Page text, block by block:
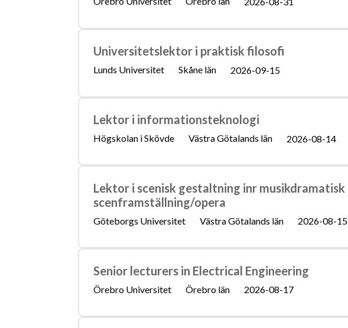
Universitetslektor i praktisk filosofi
Lunds Universitet Skåne län 2026-09-15
Lektor i informationsteknologi
Högskolan i Skövde Västra Götalands län 2026-08-14
Lektor i scenisk gestaltning inr musikdramatisk
scenframställning/opera
Göteborgs Universitet Västra Götalands län 2026-08-15
Senior lecturers in Electrical Engineering
Örebro Universitet Örebro län 2026-08-17